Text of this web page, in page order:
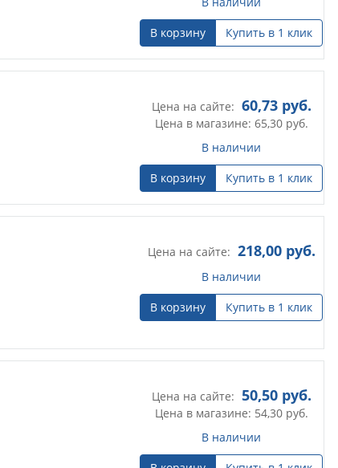
В корзину
Купить в 1 клик
Цена на сайте: 60,73руб.
Цена в магазине: 65,30руб.
В наличии
В корзину
Купить в 1 клик
Цена на сайте: 218,00руб.
В наличии
В корзину
Купить в 1 клик
Цена на сайте: 50,50руб.
Цена в магазине: 54,30руб.
В наличии